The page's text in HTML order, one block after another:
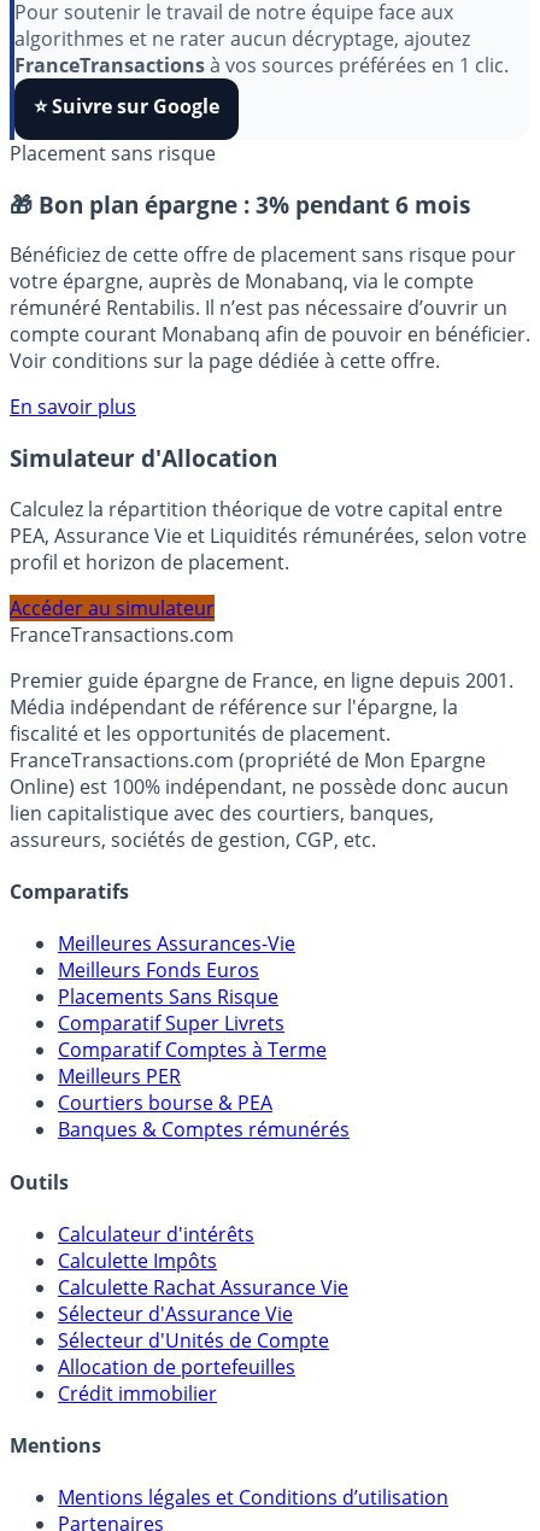
aimez nos outils ?
Pour soutenir le travail de notre équipe face aux
algorithmes et ne rater aucun décryptage, ajoutez
FranceTransactionsà vos sources préférées en 1 clic.
⭐️ Suivre sur Google
Placement sans risque
🎁 Bon plan épargne : 3% pendant 6 mois
Bénéficiez de cette offre de placement sans risque pour
votre épargne, auprès de Monabanq, via le compte
rémunéré Rentabilis. Il n’est pas nécessaire d’ouvrir un
Voir conditions sur la page dédiée à cette offre.
En savoir plus
Simulateur d'Allocation
Calculez la répartition théorique de votre capital entre
profil et horizon de placement.
FranceTransactions.com
Premier guide épargne de France, en ligne depuis 2001.
Média indépendant de référence sur l'épargne, la
fiscalité et les opportunités de placement.
FranceTransactions.com (propriété de Mon Epargne
Online) est 100% indépendant, ne possède donc aucun
assureurs, sociétés de gestion, CGP, etc.
Comparatifs
Meilleures Assurances-Vie
Meilleurs Fonds Euros
Placements Sans Risque
Comparatif Super Livrets
Comparatif Comptes à Terme
Meilleurs PER
Banques & Comptes rémunérés
Outils
Calculateur d'intérêts
Calculette Impôts
Calculette Rachat Assurance Vie
Sélecteur d'Assurance Vie
Sélecteur d'Unités de Compte
Crédit immobilier
Mentions